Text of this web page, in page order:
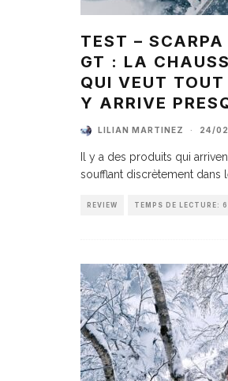
TEST –
GT : LA
QUI VEUT
Y ARRIVE
LILIAN MARTINEZ · 24/
Il y a des produits qui
soufflant discrètement dans
REVIEW TEMPS DE LECTURE: 6